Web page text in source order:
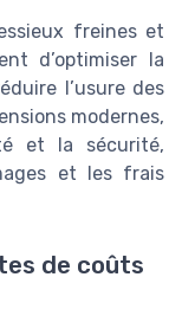
freines et
d’optimiser la
l’usure des
modernes,
et la sécurité,
et les frais
de coûts